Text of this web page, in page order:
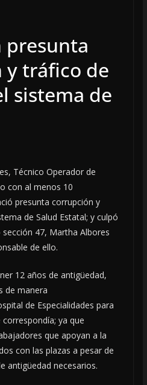
presunta
tráfico de
sistema de
Técnico Operador de
con al menos 10
presunta corrupción y
de Salud Estatal; y culpó
47, Martha Albores
de ello.
12 años de antigüedad,
de manera
de Especialidades para
ya que
que apoyan a la
con las plazas a pesar de
antigüedad necesarios.